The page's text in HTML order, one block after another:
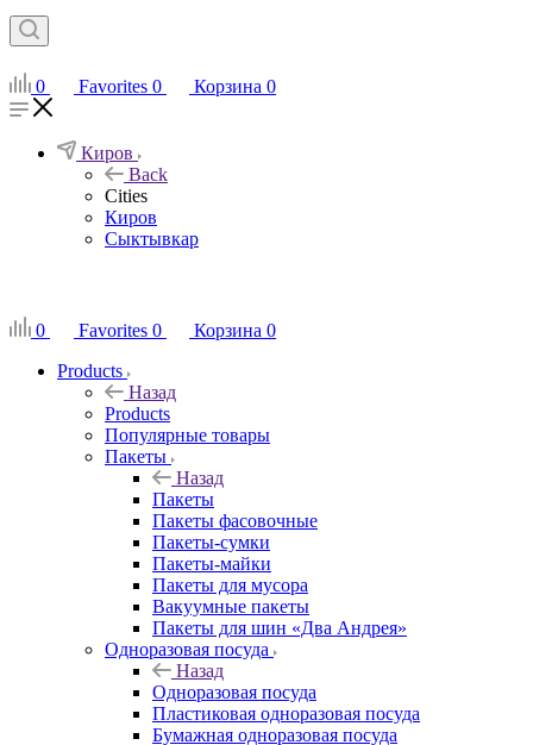
0 Favorites 0 Корзина 0
Киров
Back
Cities
Киров
Сыктывкар
0
Favorites 0 Корзина 0
Products
Назад
Products
Популярные товары
Пакеты
Назад
Пакеты
Пакеты фасовочные
Пакеты-сумки
Пакеты-майки
Пакеты для мусора
Вакуумные пакеты
Пакеты для шин «Два Андрея»
Одноразовая посуда
Назад
Одноразовая посуда
Пластиковая одноразовая посуда
Бумажная одноразовая посуда